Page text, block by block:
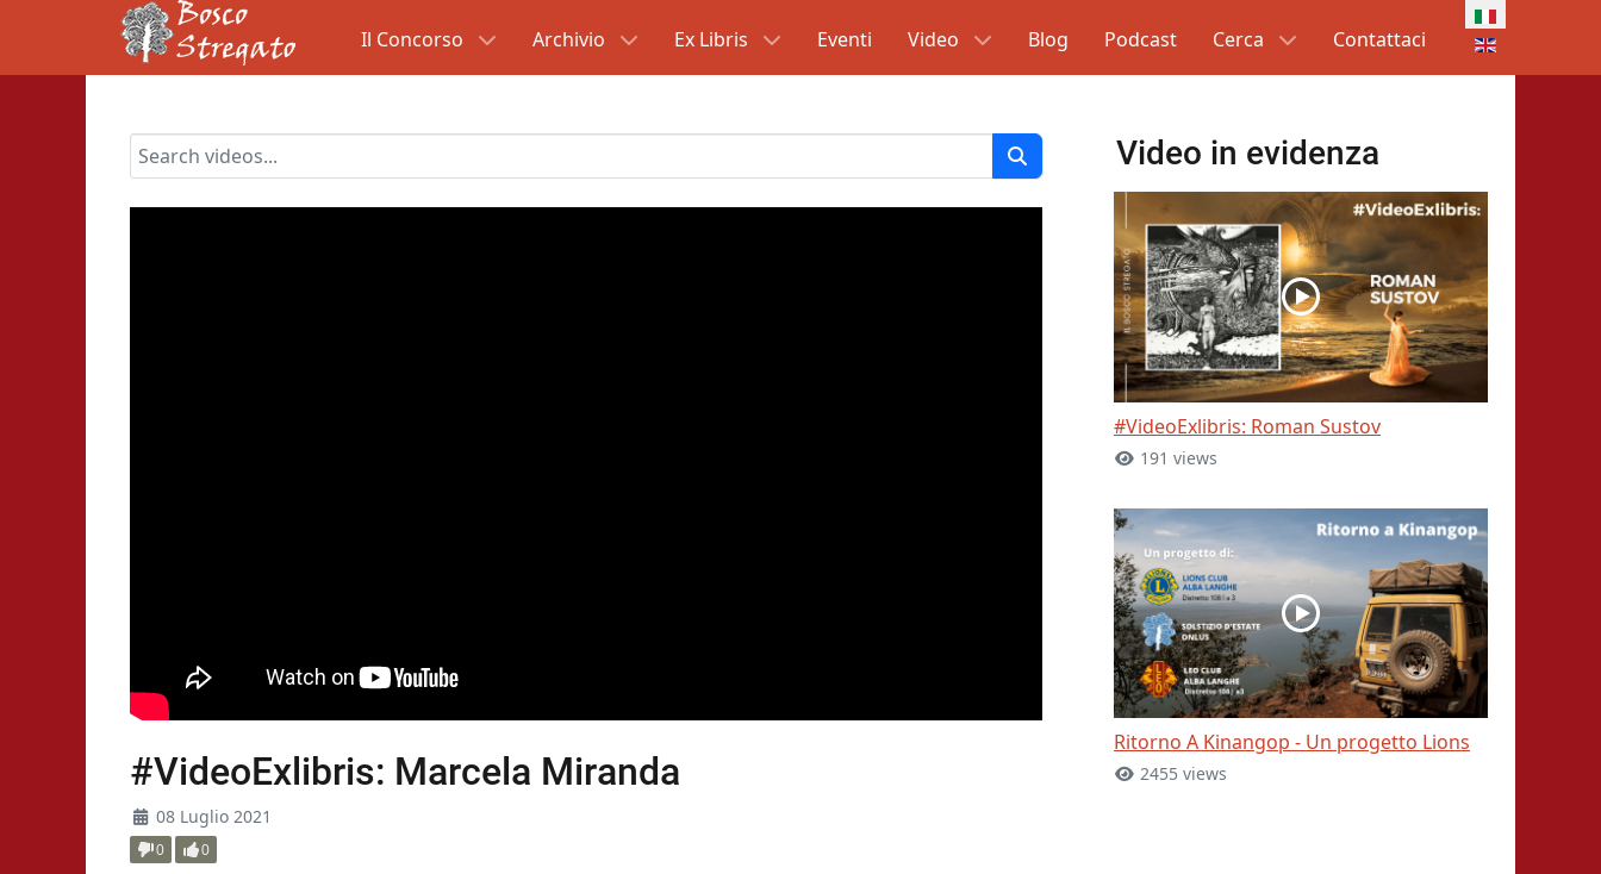
Il Concorso Archivio Ex Libris Eventi Video Blog Podcast Cerca Contattaci
Seleziona la tua
#VideoExlibris: Marcela Miranda
08 Luglio 2021
0 0
Video in evidenza
#VideoExlibris: Roman Sustov
191 views
Ritorno A Kinangop - Un progetto Lions
2455 views